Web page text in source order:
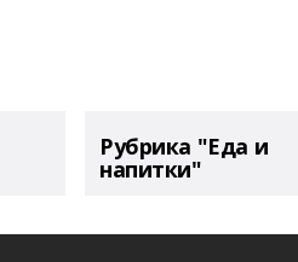
Рубрика "Еда и
напитки"